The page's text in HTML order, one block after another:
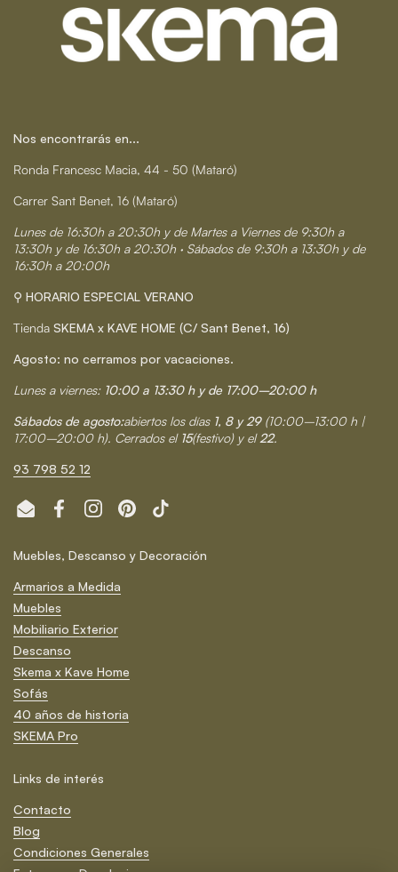
Nos encontrarás en...
Ronda Francesc Macia, 44 - 50 (Mataró)
Carrer Sant Benet, 16 (Mataró)
Lunes de 16:30h a 20:30h y de Martes a Viernes de 9:30h a
13:30h y de 16:30h a 20:30h · Sábados de 9:30h a 13:30h y de
16:30h a 20:00h
⚲ HORARIO ESPECIAL VERANO
Tienda SKEMA x KAVE HOME (C/ Sant Benet, 16)
Agosto: no cerramos por vacaciones.
Lunes a viernes: 10:00 a 13:30 h y de 17:00–20:00 h
Sábados de agosto:abiertos los días 1, 8 y 29 (10:00–13:00 h |
17:00–20:00 h). Cerrados el 15(festivo) y el22.
93 798 52 12
Email FacebookInstagramPinterestTikTok
Muebles, Descanso y Decoración
Armarios a Medida
Muebles
Mobiliario Exterior
Descanso
Skema x Kave Home
Sofás
40 años de historia
SKEMA Pro
Links de interés
Contacto
Blog
Condiciones Generales